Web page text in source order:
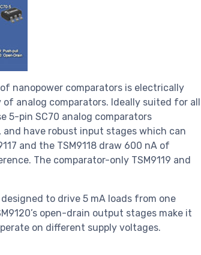
nanopower comparators is electrically
analog comparators. Ideally suited for all
5-pin SC70 analog comparators
have robust input stages which can
and the TSM9118 draw 600 nA of
The comparator-only TSM9119 and
designed to drive 5 mA loads from one
open-drain output stages make it
on different supply voltages.